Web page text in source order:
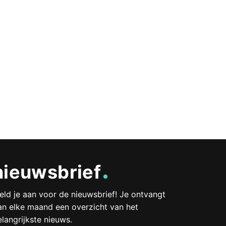
je aan voor de nieuwsbrief! Je ontvangt
elke maand een overzicht van het
nieuws.